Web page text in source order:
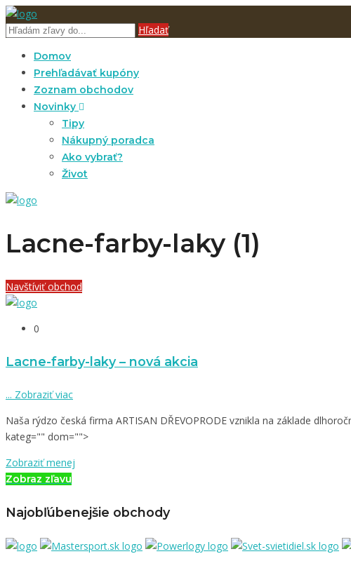
Hľadať
Domov
Prehľadávať kupóny
Zoznam obchodov
Novinky
Tipy
Nákupný poradca
Ako vybrať?
Život
Lacne-farby-laky (1)
Navštíviť obchod
0
Lacne-farby-laky – nová akcia
... Zobraziť viac
Naša rýdzo česká firma ARTISAN DŘEVOPRODE vznikla na základe
kateg="" dom="">
Zobraziť menej
Zobraz zľavu
Najobľúbenejšie obchody